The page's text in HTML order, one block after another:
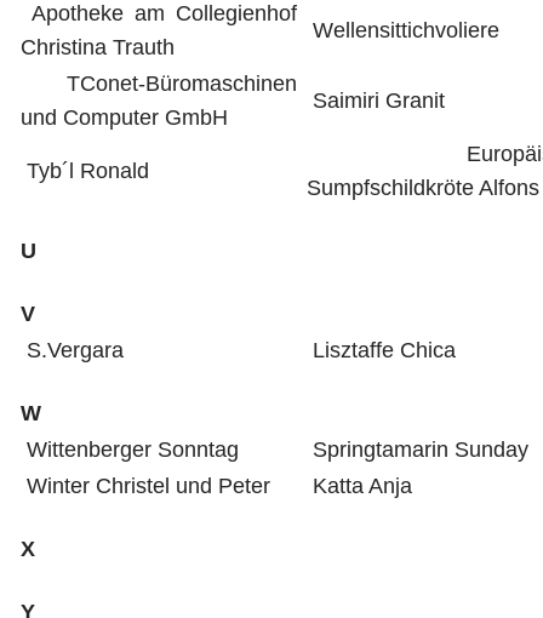
Apotheke am Collegienhof
Christina Trauth
Wellensittichvoliere
TConet-Büromaschinen
und Computer GmbH
Saimiri Granit
Tyb´l Ronald
Sumpfschildkröte Alfons
U
V
S.Vergara
Lisztaffe Chica
W
Wittenberger Sonntag
Springtamarin Sunday
Winter Christel und Peter
Katta Anja
X
Y